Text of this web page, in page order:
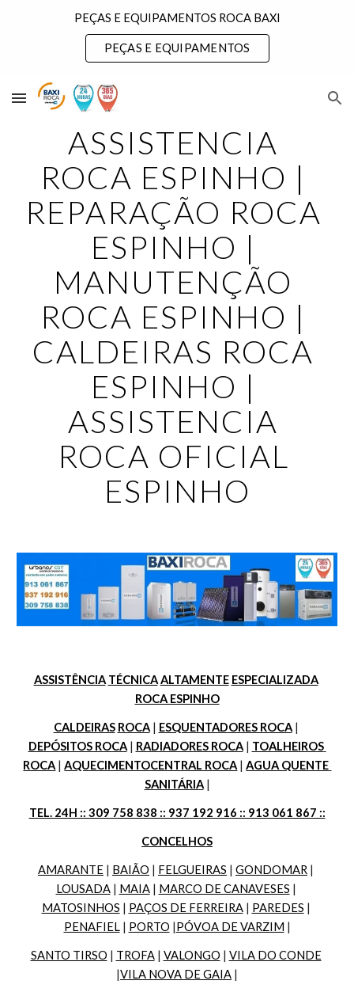
Skip to main content
PEÇAS E EQUIPAMENTOS ROCA BAXI
PEÇAS E EQUIPAMENTOS
ASSISTENCIA
ROCA ESPINHO |
REPARAÇÃO ROCA
ESPINHO |
MANUTENÇÃO
ROCA ESPINHO |
CALDEIRAS ROCA
ESPINHO |
ASSISTENCIA
ROCA OFICIAL
ESPINHO
ASSISTÊNCIA TÉCNICA ALTAMENTE ESPECIALIZADA
ROCA ESPINHO
CALDEIRAS ROCA | ESQUENTADORES ROCA
DEPÓSITOS ROCA | RADIADORES ROCA | TOALHEIROS
ROCA | AQUECIMENTOCENTRAL ROCA | AGUA QUENTE
SANITÁRIA |
TEL. 24H :: 309 758 838 :: 937 192 916 :: 913 061 867 ::
CONCELHOS
AMARANTE | BAIÃO | FELGUEIRAS | GONDOMAR
LOUSADA | MAIA | MARCO DE CANAVESES
MATOSINHOS | PAÇOS DE FERREIRA | PAREDES
PENAFIEL | PORTO |PÓVOA DE VARZIM |
SANTO TIRSO | TROFA | VALONGO | VILA DO CONDE
|VILA NOVA DE GAIA |